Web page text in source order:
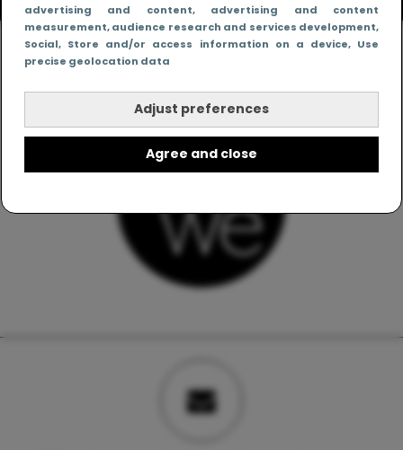
advertising and content, advertising and content
measurement, audience research and services development,
Social, Store and/or access information on a device, Use
precise geolocation data
Adjust preferences
Agree and close